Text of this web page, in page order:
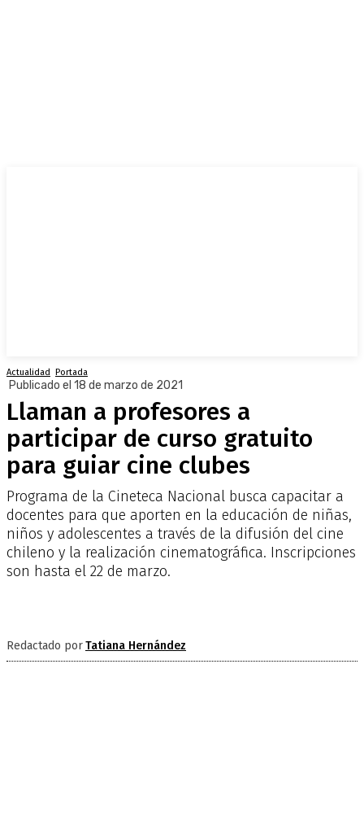
Actualidad Portada
Publicado el 18 de marzo de 2021
Llaman a profesores a
participar de curso gratuito
para guiar cine clubes
Programa de la Cineteca Nacional busca capacitar a
docentes para que aporten en la educación de niñas,
niños y adolescentes a través de la difusión del cine
chileno y la realización cinematográfica. Inscripciones
son hasta el 22 de marzo.
Redactado porTatiana Hernández